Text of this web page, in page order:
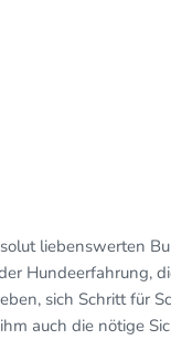
liebenswerten
Hundeerfahrung,
sich Schritt für
auch die nötige